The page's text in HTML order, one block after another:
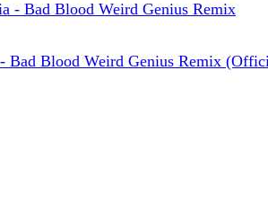
Bad Blood Weird Genius Remix